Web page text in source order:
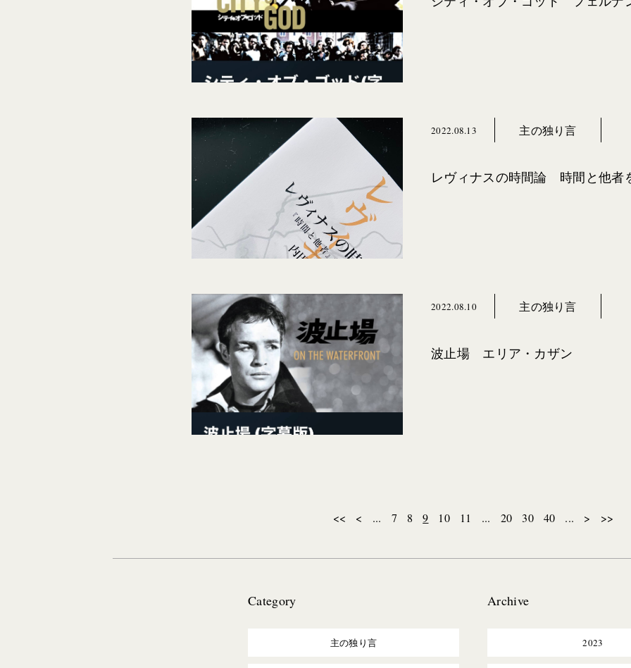
2022.08.13 主の独り言
レヴィナスの時間論 時間と他
2022.08.10 主の独り言
波止場 エリア・カザン
<< < ... 7 8 9 10 11 ... 20 30 40 ... > >>
Category
主の独り言
Archive
2023